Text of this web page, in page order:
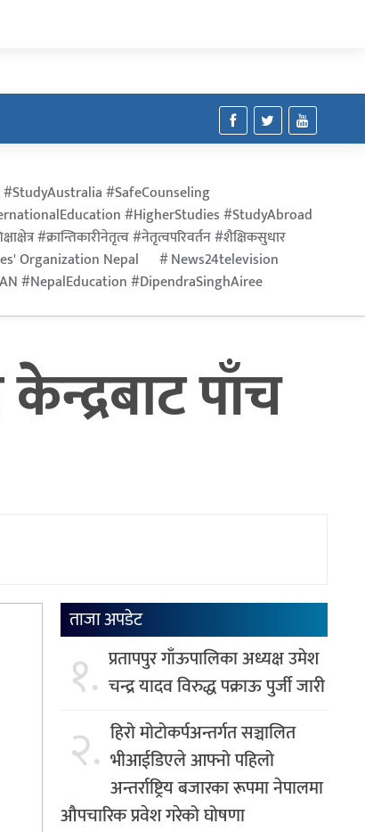
#SafeCounseling
#HigherStudies #StudyAbroad
#क्रान्तिकारीनेतृत्व #नेतृत्वपरिवर्तन #शैक्षिकसुधार
Organization Nepal
News24television
#NepalEducation #DipendraSinghAiree
पाँच
ताजा अपडेट
१. प्रतापपुर गाँऊपालिका अध्यक्ष उमेश
चन्द्र यादव विरुद्ध पक्राऊ पुर्जी जारी
२. हिरो मोटोकर्पअन्तर्गत सञ्चालित
भीआईडिएले आफ्नो पहिलो
अन्तर्राष्ट्रिय बजारका रूपमा नेपालमा
औपचारिक प्रवेश गरेको घोषणा